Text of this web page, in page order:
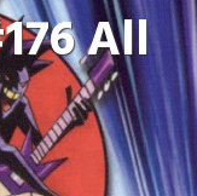
All